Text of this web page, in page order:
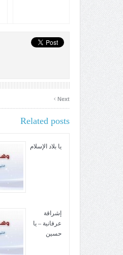
Next
›
Related posts
يا بلاد الإسلام
إشراقة
عرفانية – يا
حسين